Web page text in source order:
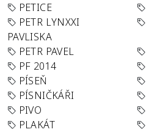
PETICE
PETR LYNXXI
PAVLISKA
PETR PAVEL
PF 2014
PÍSEŇ
PÍSNIČKÁŘI
PIVO
PLAKÁT